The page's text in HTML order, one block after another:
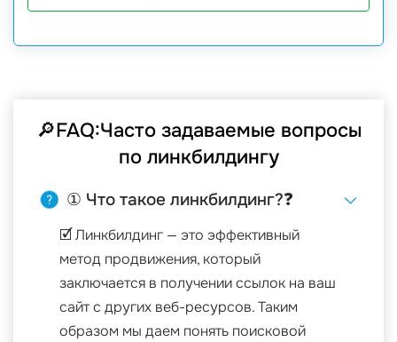
🔎FAQ:Часто задаваемые вопросы
по линкбилдингу
① Что такое линкбилдинг?❓
🗹 Линкбилдинг — это эффективный
метод продвижения, который
заключается в получении ссылок на ваш
сайт с других веб-ресурсов. Таким
образом мы даем понять поисковой